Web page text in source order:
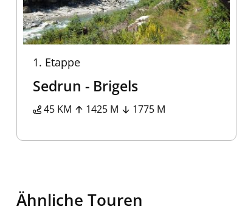
1. Etappe
Sedrun - Brigels
45 KM 1425 M 1775 M
Ähnliche Touren